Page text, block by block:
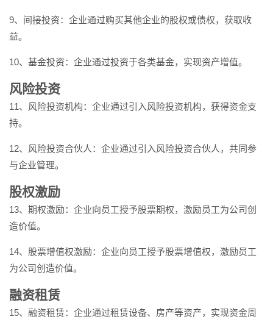
9、间接投资：企业通过购买其他企业的股权或债权，获取收
益。
10、基金投资：企业通过投资于各类基金，实现资产增值。
风险投资
11、风险投资机构：企业通过引入风险投资机构，获得资金支
持。
12、风险投资合伙人：企业通过引入风险投资合伙人，共同参
与企业管理。
股权激励
13、期权激励：企业向员工授予股票期权，激励员工为公司创
造价值。
14、股票增值权激励：企业向员工授予股票增值权，激励员工
为公司创造价值。
融资租赁
15、融资租赁：企业通过租赁设备、房产等资产，实现资金周